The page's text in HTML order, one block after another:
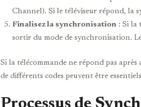
Channel). Si le téléviseur répond, la
Finalisez la synchronisation : Si la
sortir du mode de synchronisation.
Si la télécommande ne répond pas après
de différents codes peuvent être